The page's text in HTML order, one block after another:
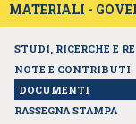
MATERIALI -
STUDI, RICERCHE E
NOTE E CONTRIBUTI
DOCUMENTI
RASSEGNA STAMPA